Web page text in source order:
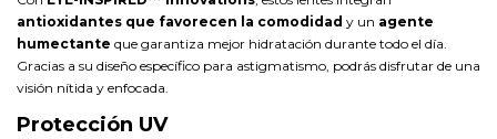
antioxidantes que favorecen la comodidad y un agente
humectante que garantiza mejor hidratación durante todo el día.
Gracias a su diseño específico para astigmatismo, podrás disfrutar de una
visión nítida y enfocada.
Protección UV